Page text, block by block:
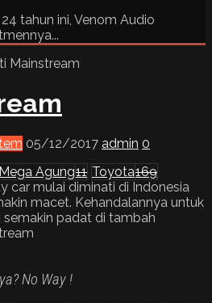
tahun ini, Venom Audio
05/12/2017 admin 0
Mega Agung11 Toyota169
car mulai diminati di Indonesia
macet. Kehandalannya untuk
padat di tambah
No Way !